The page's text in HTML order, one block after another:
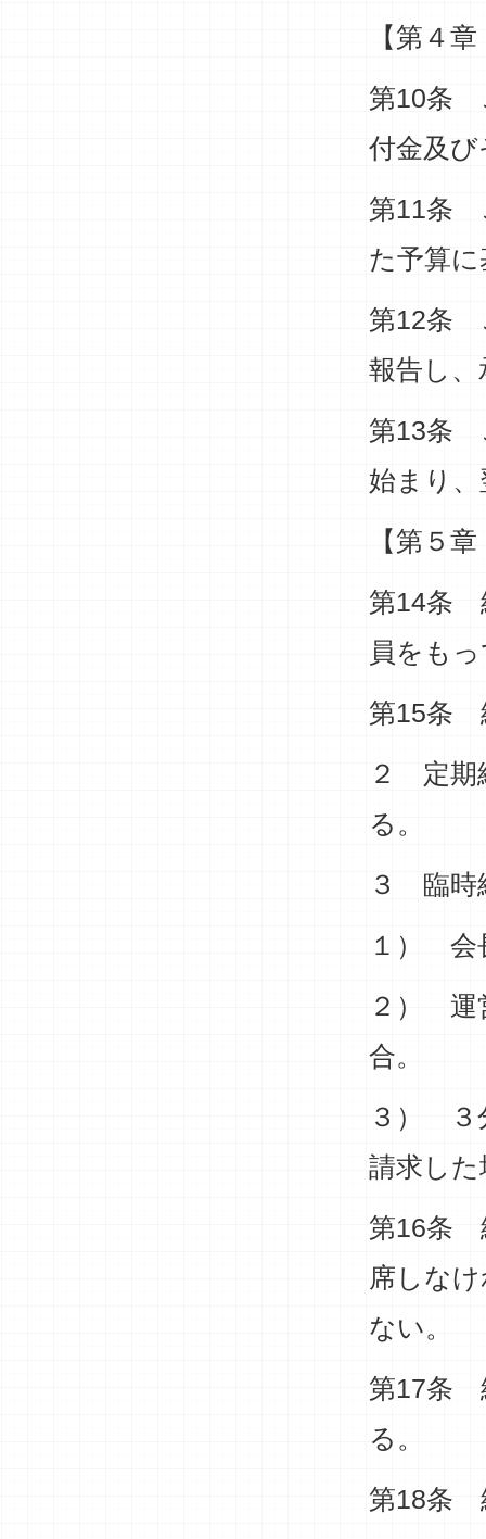
【第４
第10条
付金及
第11条
た予算
第12条
報告し
第13条
始まり
【第５
第14条
員をも
第15条
２ 定期
る。
３ 臨時
１） 会
２） 運
合。
３） ３
請求した
第16条
席しな
ない。
第17条
る。
第18条